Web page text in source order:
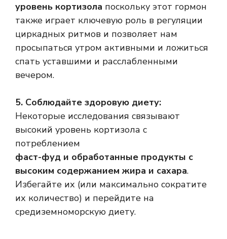
уровень кортизола поскольку этот гормон
также играет ключевую роль в регуляции
циркадных ритмов и позволяет нам
просыпаться утром активными и ложиться
спать уставшими и расслабленными
вечером.
5. Соблюдайте здоровую диету:
Некоторые исследования связывают
высокий уровень кортизола с
потреблением
фаст-фуд и обработанные продукты с
высоким содержанием жира и сахара.
Избегайте их (или максимально сократите
их количество) и перейдите на
средиземноморскую диету.